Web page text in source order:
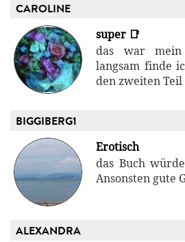
CAROLINE
super 📑
das war mein
langsam finde
den zweiten
BIGGIBERG1
Erotisch
das Buch
Ansonsten gute
ALEXANDRA